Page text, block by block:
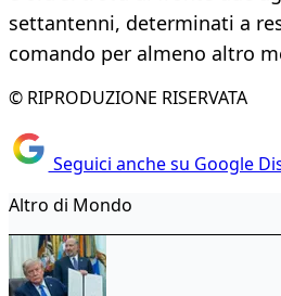
settantenni, determinati a
comando per almeno altro
© RIPRODUZIONE RISERVATA
Seguici anche su Google
Altro di Mondo